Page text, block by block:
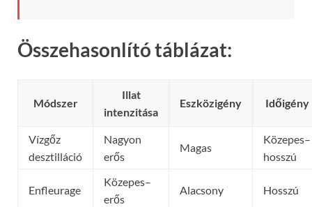
Összehasonlító táblázat:
Módszer
Illat
intenzitása
Eszközigény Időigény
Vízgőz
desztilláció
Nagyon
erős
Magas
Közepes–
hosszú
Enfleurage
Közepes–
erős
Alacsony Hosszú